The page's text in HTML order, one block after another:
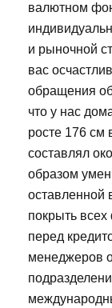
валютном
и рыночной
вас
обращения
что у нас
росте 176 см
составлял
образом
оставленной
покрыть
перед
менеджеров